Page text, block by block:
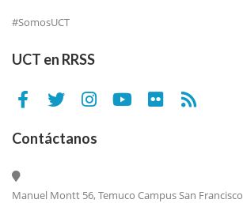
#SomosUCT
UCT en RRSS
Contáctanos
Manuel Montt 56, Temuco Campus San Francisco